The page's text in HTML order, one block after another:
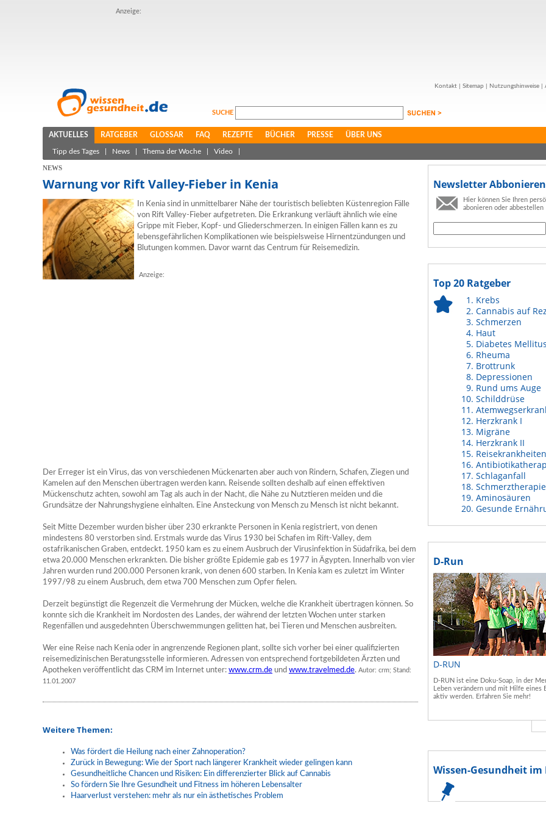
Anzeige:
Kontakt Sitemap Nutzungshinweise
SUCHE
AKTUELLES RATGEBER GLOSSAR FAQ REZEPTE BÜCHER PRESSE ÜBER UNS
Tipp des Tages News Thema der Woche Video
NEWS
Warnung vor Rift Valley-Fieber in Kenia
In Kenia sind in unmittelbarer Nähe der touristisch beliebten Küstenregion Fälle
von Rift Valley-Fieber aufgetreten. Die Erkrankung verläuft ähnlich wie eine
Grippe mit Fieber, Kopf- und Gliederschmerzen. In einigen Fällen kann es zu
lebensgefährlichen Komplikationen wie beispielsweise Hirnentzündungen und
Blutungen kommen. Davor warnt das Centrum für Reisemedizin.
Anzeige:
Der Erreger ist ein Virus, das von verschiedenen Mückenarten aber auch von Rindern, Schafen, Ziegen und
Kamelen auf den Menschen übertragen werden kann. Reisende sollten deshalb auf einen effektiven
Mückenschutz achten, sowohl am Tag als auch in der Nacht, die Nähe zu Nutztieren meiden und die
Grundsätze der Nahrungshygiene einhalten. Eine Ansteckung von Mensch zu Mensch ist nicht bekannt.
Seit Mitte Dezember wurden bisher über 230 erkrankte Personen in Kenia registriert, von denen
mindestens 80 verstorben sind. Erstmals wurde das Virus 1930 bei Schafen im Rift-Valley, dem
ostafrikanischen Graben, entdeckt. 1950 kam es zu einem Ausbruch der Virusinfektion in Südafrika, bei dem
etwa 20.000 Menschen erkrankten. Die bisher größte Epidemie gab es 1977 in Ägypten. Innerhalb von vier
Jahren wurden rund 200.000 Personen krank, von denen 600 starben. In Kenia kam es zuletzt im Winter
1997/98 zu einem Ausbruch, dem etwa 700 Menschen zum Opfer fielen.
Derzeit begünstigt die Regenzeit die Vermehrung der Mücken, welche die Krankheit übertragen können. So
konnte sich die Krankheit im Nordosten des Landes, der während der letzten Wochen unter starken
Regenfällen und ausgedehnten Überschwemmungen gelitten hat, bei Tieren und Menschen ausbreiten.
Wer eine Reise nach Kenia oder in angrenzende Regionen plant, sollte sich vorher bei einer qualifizierten
reisemedizinischen Beratungsstelle informieren. Adressen von entsprechend fortgebildeten Ärzten und
Apotheken veröffentlicht das CRM im Internet unter: www.crm.de und www.travelmed.de. Autor: crm; Stand:
11.01.2007
Weitere Themen:
Was fördert die Heilung nach einer Zahnoperation?
Zurück in Bewegung: Wie der Sport nach längerer Krankheit wieder gelingen kann
Gesundheitliche Chancen und Risiken: Ein differenzierter Blick auf Cannabis
So fördern Sie Ihre Gesundheit und Fitness im höheren Lebensalter
Haarverlust verstehen: mehr als nur ein ästhetisches Problem
Newsletter Abbonieren
Hier können Sie Ihren
abonieren oder abbestellen
Top 20 Ratgeber
Krebs
Cannabis auf
Schmerzen
Haut
Diabetes Mellitus
Rheuma
Brottrunk
Depressionen
Rund ums Auge
Schilddrüse
Herzkrank I
Migräne
Herzkrank II
Reisekrankheiten
Schlaganfall
Schmerztherapie
Aminosäuren
Gesunde
D-Run
D-RUN
D-RUN ist eine Doku-Soap, in der
Leben verändern und mit Hilfe eines
aktiv werden. Erfahren Sie mehr!
Wissen-Gesundheit im